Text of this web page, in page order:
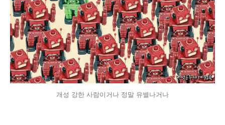
개성 강한 사람이거나 정말 유별나거나